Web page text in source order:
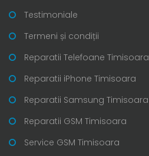
Testimoniale
Termeni și condiții
Reparatii Telefoane Timisoara
Reparatii iPhone Timisoara
Reparatii Samsung Timisoara
Reparatii GSM Timisoara
Service GSM Timisoara